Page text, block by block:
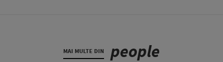
MAI MULTE DIN people